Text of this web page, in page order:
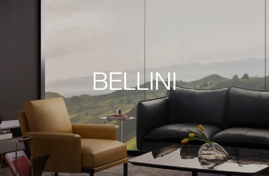
BELLINI